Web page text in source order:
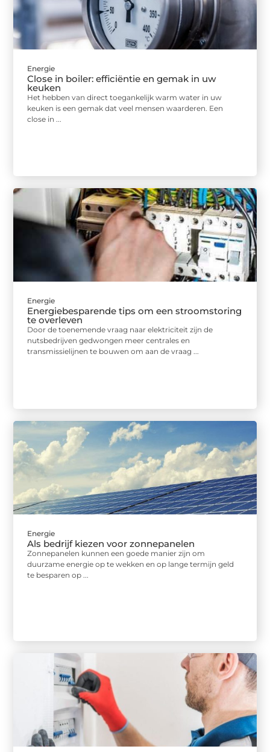
Energie
Close in boiler: efficiëntie en gemak in uw
keuken
Het hebben van direct toegankelijk warm water in uw
keuken is een gemak dat veel mensen waarderen. Een
close in ...
Energie
Energiebesparende tips om een stroomstoring
te overleven
Door de toenemende vraag naar elektriciteit zijn de
nutsbedrijven gedwongen meer centrales en
transmissielijnen te bouwen om aan de vraag ...
Energie
Als bedrijf kiezen voor zonnepanelen
Zonnepanelen kunnen een goede manier zijn om
duurzame energie op te wekken en op lange termijn geld
te besparen op ...